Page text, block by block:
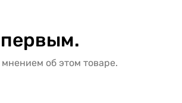
об этом товаре.